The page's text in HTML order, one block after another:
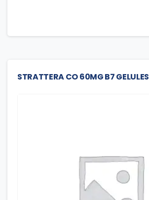
STRATTERA CO 60MG B7 GELULES